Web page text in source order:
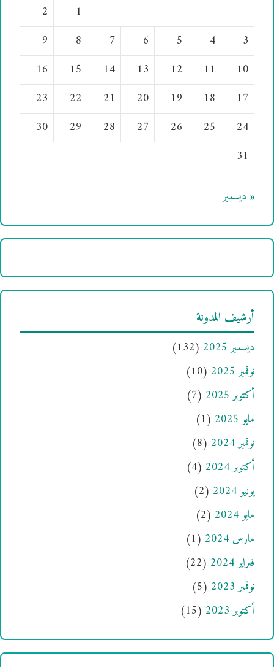
1
2
3
4
5
6
7
8
9
10
11
12
13
14
15
16
17
18
19
20
21
22
23
24
25
26
27
28
29
30
31
« ديسمبر
أرشيف المدونة
ديسمبر 2025
(132)
نوفمبر 2025
(10)
أكتوبر 2025
(7)
مايو 2025
(1)
نوفمبر 2024
(8)
أكتوبر 2024
(4)
يونيو 2024
(2)
مايو 2024
(2)
مارس 2024
(1)
فبراير 2024
(22)
نوفمبر 2023
(5)
أكتوبر 2023
(15)